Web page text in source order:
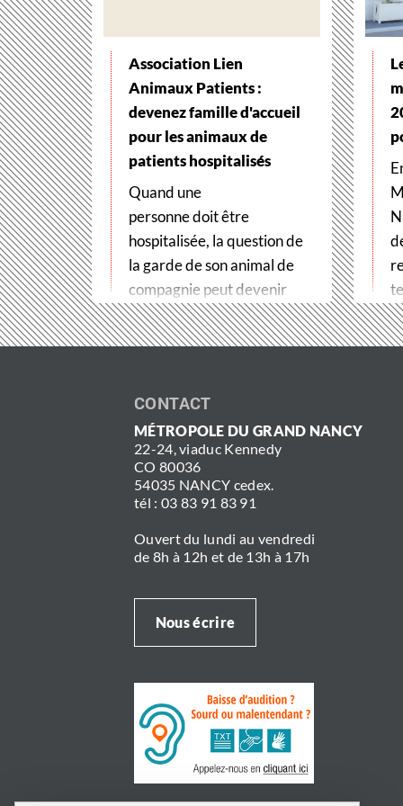
Association Lien
Animaux Patients :
devenez famille d'accueil
pour les animaux de
patients hospitalisés
Quand une
personne doit être
hospitalisée, la question de
la garde de son animal de
compagnie peut devenir
un véritable frein
aux soins. Pour…
CONTACT
MÉTROPOLE DU GRAND NANCY
22-24, viaduc Kennedy
CO 80036
54035 NANCY cedex.
tél : 03 83 91 83 91
Ouvert du lundi au vendredi
de 8h à 12h et de 13h à 17h
Nous écrire